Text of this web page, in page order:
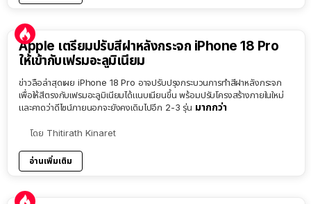
Apple เตรียมปรับสีฝาหลังกระจก iPhone 18 Pro
ให้เข้ากับเฟรมอะลูมิเนียม
ข่าวลือล่าสุดเผย iPhone 18 Pro อาจปรับปรุงกระบวนการทำสีฝาหลังกระจก
เพื่อให้สีตรงกับเฟรมอะลูมิเนียมได้แนบเนียนขึ้น พร้อมปรับโครงสร้างภายในใหม่
และคาดว่าดีไซน์ภายนอกจะยังคงเดิมไปอีก 2-3 รุ่น มากกว่า
โดย Thitirath Kinaret
อ่านเพิ่มเติม